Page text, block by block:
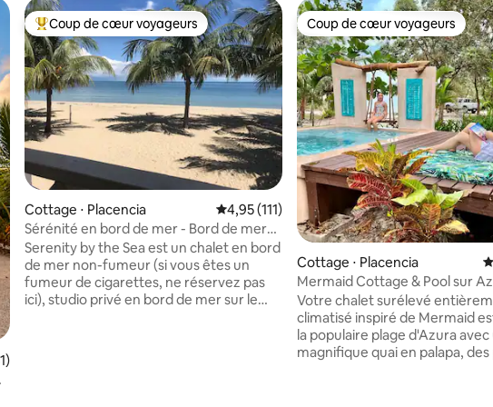
moyenne sur la base de 131 commentaires : 4,96 sur 5
Coups de cœur voyageurs les plus appréciés
Coup de cœur voyageurs
Cottage ⋅ Placencia Évaluation moyenne sur la base de 111
4,95 (111)
Sérénité en bord de mer - Bord de mer
dans le village
Serenity by the Sea est un chalet en bord
de mer non-fumeur (si vous êtes un
fumeur de cigarettes, ne réservez pas
ici), studio privé en bord de mer sur le
Coup de cœur voyageurs
Coup de cœur voyageurs
Cottage ⋅ Placencia
Mermaid Cottage & Pool sur
Beach à Placencia
Votre chalet surélevé
climatisé inspiré de Mermaid
la populaire plage d'Azura avec
magnifique quai en palapa, des